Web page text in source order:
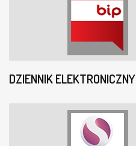
DZIENNIK ELEKTRONICZNY